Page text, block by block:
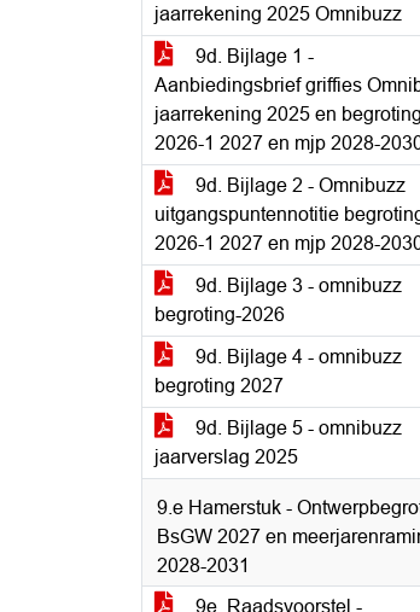
jaarrekening 2025 Omnibuzz
9d. Bijlage 1 -
Aanbiedingsbrief griffies
jaarrekening 2025 en
2026-1 2027 en mjp 2028-
9d. Bijlage 2 - Omnibuzz
uitgangspuntennotitie
2026-1 2027 en mjp 2028-
9d. Bijlage 3 - omnibuzz
begroting-2026
9d. Bijlage 4 - omnibuzz
begroting 2027
9d. Bijlage 5 - omnibuzz
jaarverslag 2025
9.e Hamerstuk -
BsGW 2027 en
2028-2031
9e. Raadsvoorstel -